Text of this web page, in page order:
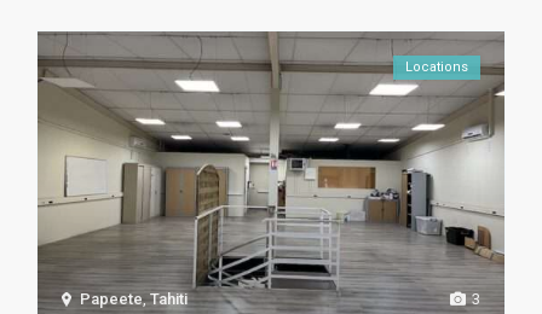
3
Papeete,Tahiti
Locations